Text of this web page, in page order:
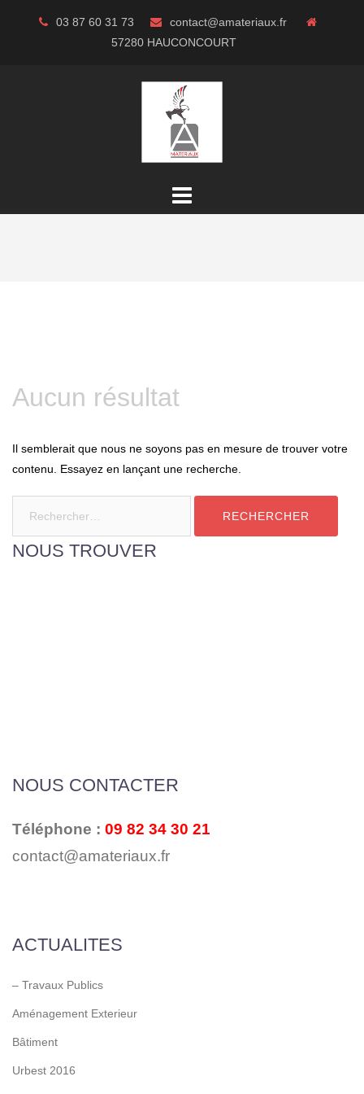
03 87 60 31 73
contact@amateriaux.fr
57280 HAUCONCOURT
Aucun résultat
Il semblerait que nous ne soyons pas en mesure de trouver votre
contenu. Essayez en lançant une recherche.
NOUS TROUVER
NOUS CONTACTER
Téléphone : 09 82 34 30 21
contact@amateriaux.fr
ACTUALITES
– Travaux Publics
Aménagement Exterieur
Bâtiment
Urbest 2016